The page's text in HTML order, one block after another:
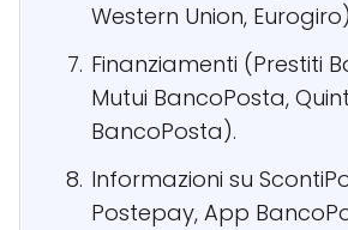
Western Union,
Finanziamenti (Prestiti
Mutui BancoPosta,
BancoPosta).
Informazioni su
Postepay, App